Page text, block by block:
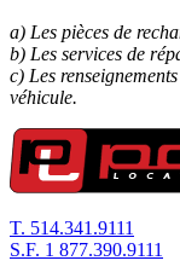
a) Les pièces de
b) Les services de
c) Les
véhicule.
T. 514.341.9111
S.F. 1 877.390.9111